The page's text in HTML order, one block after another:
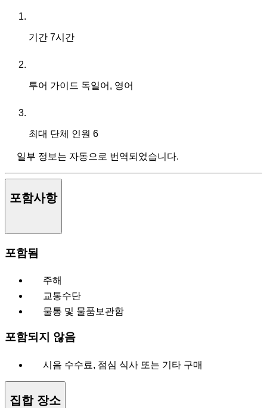
기간 7시간
투어 가이드 독일어, 영어
최대 단체 인원 6
일부 정보는 자동으로 번역되었습니다.
포함사항
포함됨
주해
교통수단
물통 및 물품보관함
포함되지 않음
시음 수수료, 점심 식사 또는 기타 구매
집합 장소